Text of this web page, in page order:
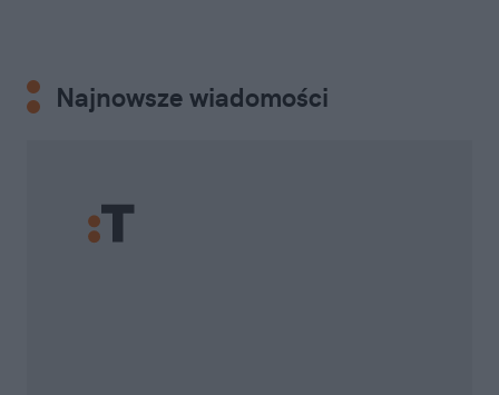
Najnowsze wiadomości